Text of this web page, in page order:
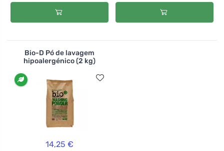
Bio-D Pó de lavagem
hipoalergénico (2 kg)
14,25 €